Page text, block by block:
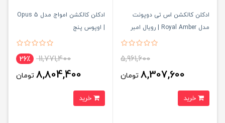
ادکلن کالکشن اس تی دوپونت
مدل Royal Amber | رویال امبر
5,961,600
8,307,600 تومان
ادکلن کالکشن امواج مدل Opus 5
| اوپوس پنج
11,771,400 26٪
8,804,400 تومان